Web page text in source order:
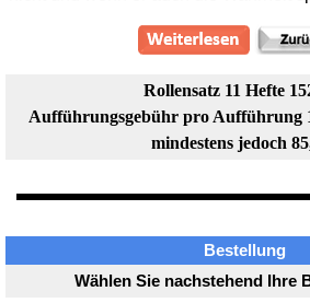
Rollensatz 11 Hefte
Aufführungsgebühr pro Aufführung
mindestens jedoch
Bestellung
Wählen Sie nachstehend Ihre